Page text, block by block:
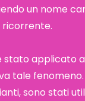
un nome
ricorrente.
stato applicato
tale
sono stati